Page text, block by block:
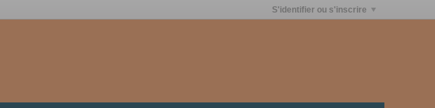
S'identifier ou s'inscrire